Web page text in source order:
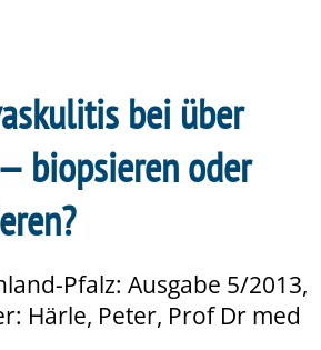
bei über
biopsieren oder
Pfalz: Ausgabe 5/2013,
Härle, Peter, Prof Dr med